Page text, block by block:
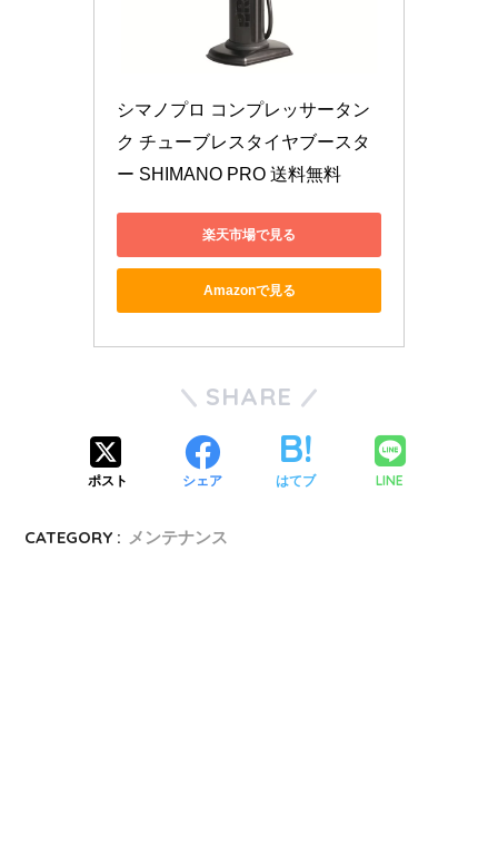
シマノプロ コンプレッサータン
ク チューブレスタイヤブースタ
ー SHIMANO PRO 送料無料
楽天市場で見る
Amazonで見る
SHARE
ポスト シェア はてブ LINE
CATEGORY : メンテナンス